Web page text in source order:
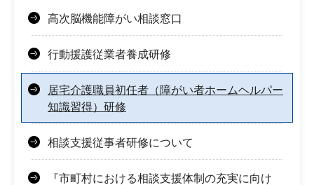
高次脳機能障がい相談窓口
行動援護従業者養成研修
居宅介護職員初任者（障がい者ホームヘルパー
知識習得）研修
相談支援従事者研修について
『市町村における相談支援体制の充実に向け